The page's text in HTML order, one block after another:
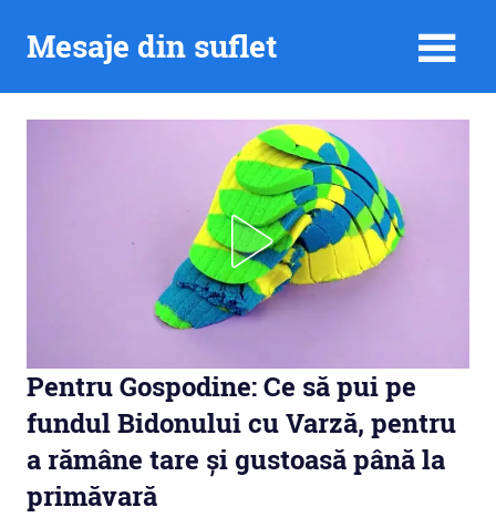
Mesaje din suflet
Pentru Gospodine: Ce să pui pe
fundul Bidonului cu Varză, pentru
a rămâne tare și gustoasă până la
primăvară